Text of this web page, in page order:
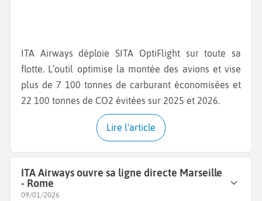
ITA Airways déploie SITA OptiFlight sur toute sa
flotte. L’outil optimise la montée des avions et vise
plus de 7 100 tonnes de carburant économisées et
22 100 tonnes de CO2 évitées sur 2025 et 2026.
Lire l'article
ITA Airways ouvre sa ligne directe Marseille
- Rome
09/01/2026